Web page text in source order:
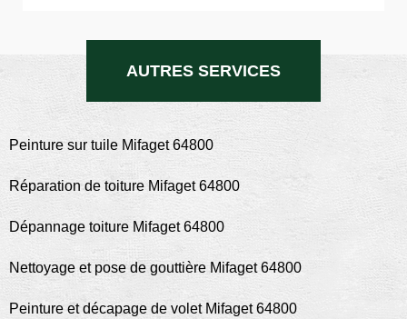
AUTRES SERVICES
Peinture sur tuile Mifaget 64800
Réparation de toiture Mifaget 64800
Dépannage toiture Mifaget 64800
Nettoyage et pose de gouttière Mifaget 64800
Peinture et décapage de volet Mifaget 64800